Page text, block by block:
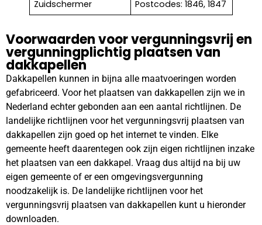
Zuidschermer
Postcodes: 1846, 1847
Voorwaarden voor vergunningsvrij en
vergunningplichtig plaatsen van
dakkapellen
Dakkapellen kunnen in bijna alle maatvoeringen worden
gefabriceerd. Voor het plaatsen van dakkapellen zijn we in
Nederland echter gebonden aan een aantal richtlijnen. De
landelijke richtlijnen voor het vergunningsvrij plaatsen van
dakkapellen zijn goed op het internet te vinden. Elke
gemeente heeft daarentegen ook zijn eigen richtlijnen inzake
het plaatsen van een dakkapel. Vraag dus altijd na bij uw
eigen gemeente of er een omgevingsvergunning
noodzakelijk is. De landelijke richtlijnen voor het
vergunningsvrij plaatsen van dakkapellen kunt u hieronder
downloaden.